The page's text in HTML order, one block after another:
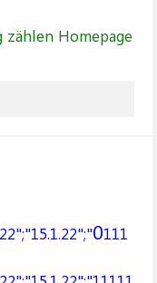
0111